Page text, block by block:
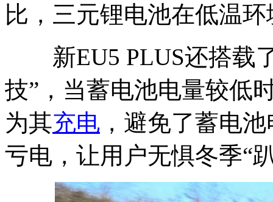
比，三元锂电池在低温
新EU5 PLUS还搭载
技”，当蓄电池电量较低
为其充电 ，避免了蓄电
亏电，让用户无惧冬季“